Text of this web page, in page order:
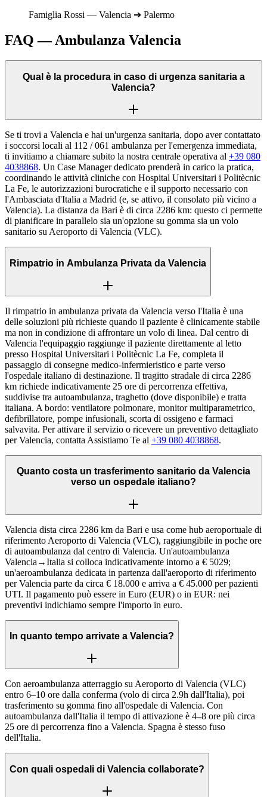
Famiglia Rossi — Valencia ➔ Palermo
FAQ — Ambulanza Valencia
Qual è la procedura in caso di urgenza sanitaria a
Valencia?
Se ti trovi a Valencia e hai un'urgenza sanitaria, dopo aver contattato
i soccorsi locali al 112 / 061 ambulanza per l'emergenza immediata,
ti invitiamo a chiamare subito la nostra centrale operativa al +39 080
4038868. Un Case Manager dedicato prenderà in carico la pratica,
coordinando le attività cliniche con Hospital Universitari i Politècnic
La Fe, le autorizzazioni burocratiche e il supporto necessario con
l'Ambasciata d'Italia a Madrid (e, se attivo, il consolato più vicino a
Valencia). La distanza da Bari è di circa 2286 km: questo ci permette
di pianificare in parallelo sia un'opzione su gomma sia un volo
sanitario su Aeroporto di Valencia (VLC).
Rimpatrio in Ambulanza Privata da Valencia
Il rimpatrio in ambulanza privata da Valencia verso l'Italia è una
delle soluzioni più richieste quando il paziente è clinicamente stabile
ma non in condizione di affrontare un volo di linea. Dal centro di
Valencia l'equipaggio raggiunge il paziente direttamente al letto
presso Hospital Universitari i Politècnic La Fe, completa il
passaggio di consegne medico-infermieristico e parte verso
l'ospedale italiano di destinazione. Il tragitto stradale di circa 2286
km richiede indicativamente 25 ore di percorrenza effettiva,
suddivise tra autoambulanza, traghetto (dove disponibile) e tratta
italiana. A bordo: ventilatore polmonare, monitor multiparametrico,
defibrillatore, pompe infusionali, scorta di ossigeno e farmaci
salvavita. Per attivare il servizio o ricevere un preventivo dettagliato
per Valencia, contatta Assistiamo Te al +39 080 4038868.
Quanto costa un trasferimento sanitario da Valencia
verso un ospedale italiano?
Valencia dista circa 2286 km da Bari e usa come hub aeroportuale di
riferimento Aeroporto di Valencia (VLC), raggiungibile in poche ore
di autoambulanza dal centro di Valencia. Un'autoambulanza
Valencia→Italia si colloca indicativamente intorno a € 5029;
un'aeroambulanza dedicata in partenza dall'aeroporto di riferimento
per Valencia parte da circa € 18.000 e arriva a € 45.000 per pazienti
UTI. Il pagamento può essere in Euro (EUR) o in EUR: nei
preventivi indichiamo sempre l'importo in euro.
In quanto tempo arrivate a Valencia?
Con aeroambulanza atterraggio su Aeroporto di Valencia (VLC)
entro 6–10 ore dalla conferma (volo di circa 2.9h dall'Italia), poi
trasferimento su gomma fino all'ospedale di Valencia. Con
autoambulanza dall'Italia il tempo di attivazione è 4–8 ore più circa
25 ore di percorrenza fino a Valencia. Spagna è stesso fuso
dell'Italia.
Con quali ospedali di Valencia collaborate?